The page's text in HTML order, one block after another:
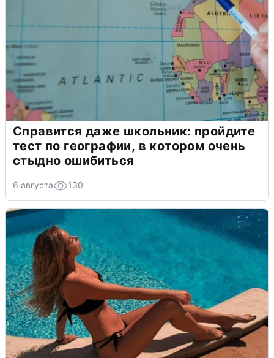
Справится даже школьник: пройдите
тест по географии, в котором очень
стыдно ошибиться
6 августа 130